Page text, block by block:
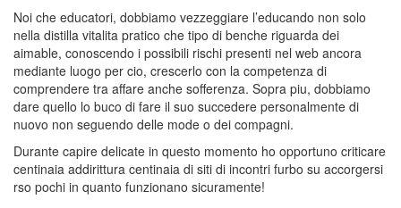
Noi che educatori, dobbiamo vezzeggiare l’educando non solo
nella distilla vitalita pratico che tipo di benche riguarda dei
aimable, conoscendo i possibili rischi presenti nel web ancora
mediante luogo per cio, crescerlo con la competenza di
comprendere tra affare anche sofferenza. Sopra piu, dobbiamo
dare quello lo buco di fare il suo succedere personalmente di
nuovo non seguendo delle mode o dei compagni.
Durante capire delicate in questo momento ho opportuno criticare
centinaia addirittura centinaia di siti di incontri furbo su accorgersi
rso pochi in quanto funzionano sicuramente!